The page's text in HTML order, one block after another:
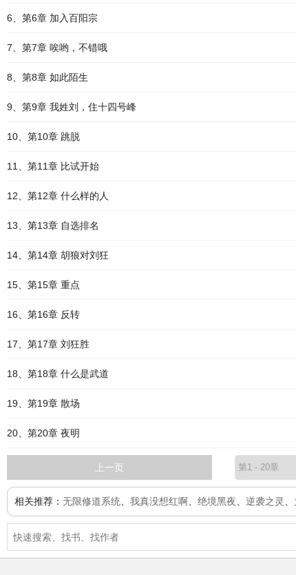
6、第6章 加入百阳宗
7、第7章 唉哟，不错哦
8、第8章 如此陌生
9、第9章 我姓刘，住十四号峰
10、第10章 跳脱
11、第11章 比试开始
12、第12章 什么样的人
13、第13章 自选排名
14、第14章 胡狼对刘狂
15、第15章 重点
16、第16章 反转
17、第17章 刘狂胜
18、第18章 什么是武道
19、第19章 散场
20、第20章 夜明
上一页
相关推荐： 无限修道系统 我真没想红啊 绝境黑夜 逆袭之灵